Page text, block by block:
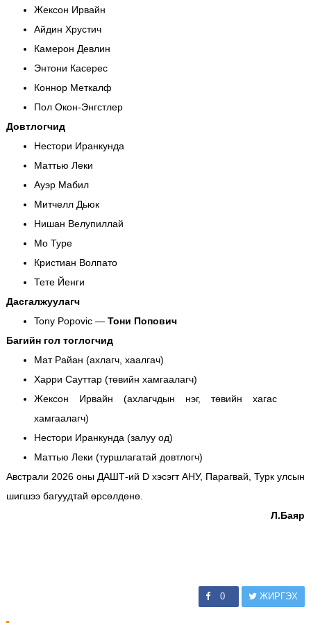
Жексон Ирвайн
Айдин Хрустич
Камерон Девлин
Энтони Касерес
Коннор Меткалф
Пол Окон-Энгстлер
Довтлогчид
Нестори Иранкунда
Маттью Леки
Ауэр Мабил
Митчелл Дьюк
Нишан Велупиллай
Мо Туре
Кристиан Волпато
Тете Йенги
Дасгалжуулагч
Tony Popovic — Тони Попович
Багийн гол тоглогчид
Мат Райан (ахлагч, хаалгач)
Харри Сауттар (төвийн хамгаалагч)
Жексон Ирвайн (ахлагчдын нэг, төвийн хагас
хамгаалагч)
Нестори Иранкунда (залуу од)
Маттью Леки (туршлагатай довтлогч)
Австрали 2026 оны ДАШТ-ий D хэсэгт АНУ, Парагвай, Турк улсын
шигшээ багуудтай өрсөлдөнө.
Л.Баяр
0 ЖИРГЭХ